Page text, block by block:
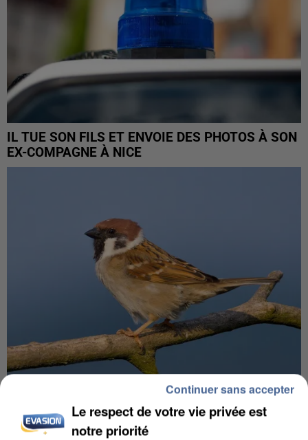
IL TUE SON FILS ET ENVOIE DES PHOTOS À SON
EX-COMPAGNE À NICE
DE FAUNE SAUVAGE SONT...
Le respect de votre vie privée est
notre priorité
Continuer sans accepter